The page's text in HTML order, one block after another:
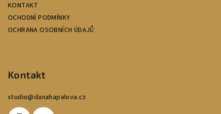
KONTAKT
OCHODNÍ PODMÍNKY
OCHRANA OSOBNÍCH ÚDAJŮ
Kontakt
studio@danahapalova.cz